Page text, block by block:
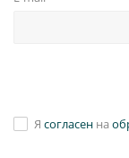
Я согласен на